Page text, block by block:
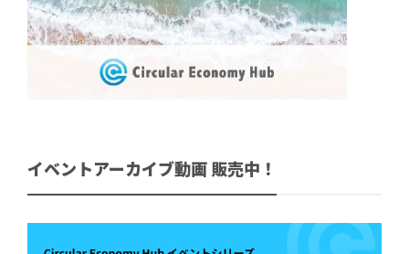
イベントアーカイブ動画 販売中！